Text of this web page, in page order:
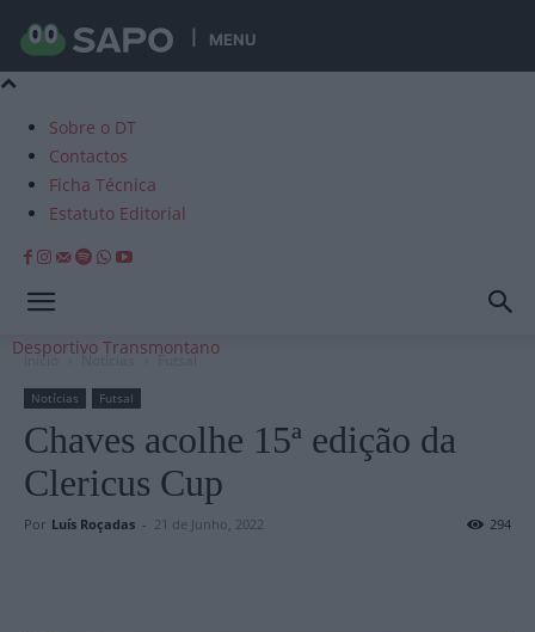
MENU
Sobre o DT
Contactos
Ficha Técnica
Estatuto Editorial
Desportivo Transmontano
Início Notícias Futsal
Notícias Futsal
Chaves acolhe 15ª edição da
Clericus Cup
Por Luís Roçadas - 21 de Junho, 2022 294